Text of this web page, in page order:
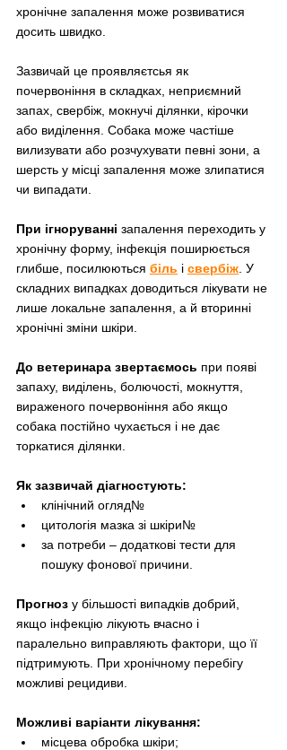
хронічне запалення може розвиватися
досить швидко.
Зазвичай це проявляєтсья як
почервоніння в складках, неприємний
запах, свербіж, мокнучі ділянки, кірочки
або виділення. Собака може частіше
вилизувати або розчухувати певні зони, а
шерсть у місці запалення може злипатися
чи випадати.
При ігноруванні запалення переходить у
хронічну форму, інфекція поширюється
глибше, посилюються біль і свербіж . У
складних випадках доводиться лікувати не
лише локальне запалення, а й вторинні
хронічні зміни шкіри.
До ветеринара звертаємось при появі
запаху, виділень, болючості, мокнуття,
вираженого почервоніння або якщо
собака постійно чухається і не дає
торкатися ділянки.
Як зазвичай діагностують:
клінічний огляд№
цитологія мазка зі шкіри№
за потреби – додаткові тести для
пошуку фонової причини.
Прогноз у більшості випадків добрий,
якщо інфекцію лікують вчасно і
паралельно виправляють фактори, що її
підтримують. При хронічному перебігу
можливі рецидиви.
Можливі варіанти лікування:
місцева обробка шкіри;